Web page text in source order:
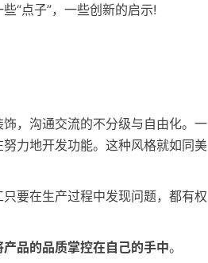
“点子”，一些创新的启示!
，沟通交流的不分级与自由化。一
力地开发功能。这种风格就如同美
要在生产过程中发现问题，都有权
品的品质掌控在自己的手中。